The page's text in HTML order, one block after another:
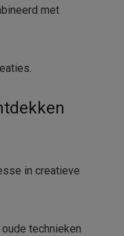
met
in creatieve
technieken